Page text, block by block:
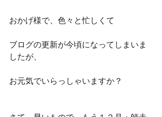
おかげ様で、色々と忙しくて
ブログの更新が今頃になってしまいま
したが、
お元気でいらっしゃいますか？